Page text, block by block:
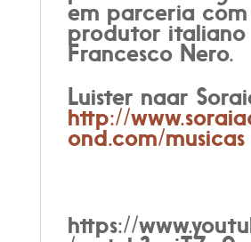
em parceria
produtor italiano
Francesco Nero.
Luister naar
http://
ond.com/musicas
https://